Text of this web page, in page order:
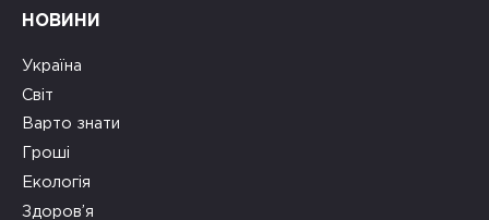
НОВИНИ
Україна
Світ
Варто знати
Гроші
Екологія
Здоров’я